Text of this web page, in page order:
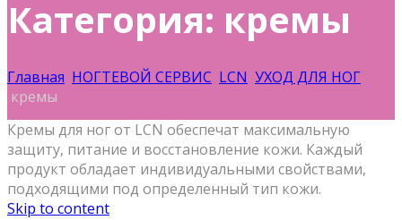
Категория: кремы
Главная НОГТЕВОЙ СЕРВИС LCN УХОД ДЛЯ НОГ
кремы
Кремы для ног от LCN обеспечат максимальную
защиту, питание и восстановление кожи. Каждый
продукт обладает индивидуальными свойствами,
подходящими под определенный тип кожи.
Skip to content